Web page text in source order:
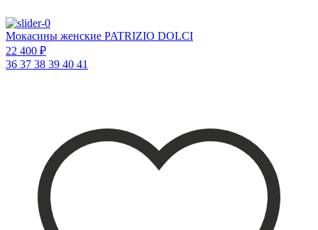
Мокасины женские PATRIZIO DOLCI
22 400 ₽
36 37 38 39 40 41